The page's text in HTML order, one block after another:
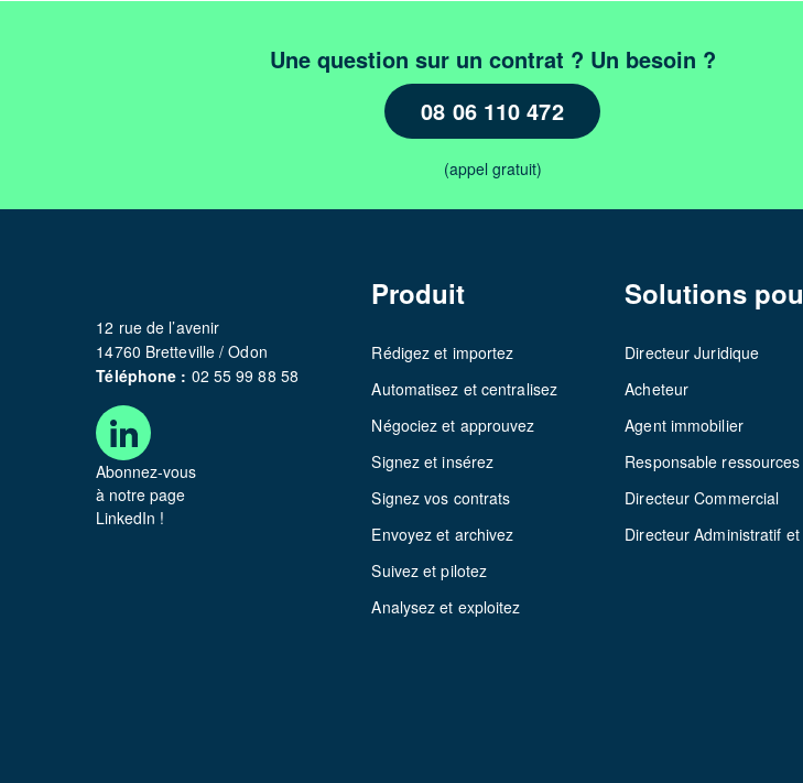
Une question sur un contrat ? Un besoin ?
08 06 110 472
(appel gratuit)
12 rue de l’avenir
14760 Bretteville / Odon
Téléphone : 02 55 99 88 58
Abonnez-vous
à notre page
LinkedIn !
Produit
Rédigez et importez
Automatisez et centralisez
Négociez et approuvez
Signez et insérez
Signez vos contrats
Envoyez et archivez
Suivez et pilotez
Analysez et exploitez
Solutions
Directeur Juridique
Acheteur
Agent immobilier
Responsable
Directeur Commercial
Directeur Administratif